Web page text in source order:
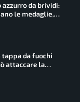
da brividi:
le medaglie,
tappa da fuochi
attaccare la